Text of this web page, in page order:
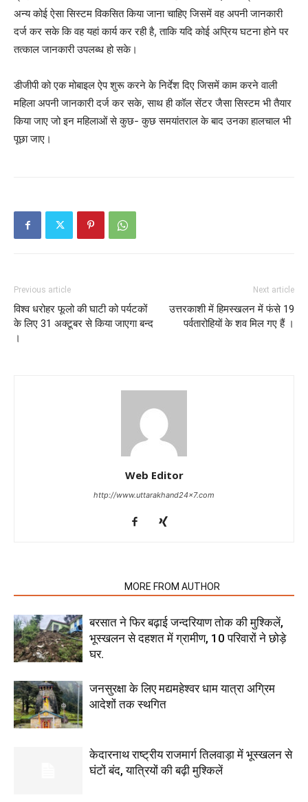
अन्य कोई ऐसा सिस्टम विकसित किया जाना चाहिए जिसमें वह अपनी जानकारी
दर्ज कर सके कि वह यहां कार्य कर रही है, ताकि यदि कोई अप्रिय घटना होने पर
तत्काल जानकारी उपलब्ध हो सके।
डीजीपी को एक मोबाइल ऐप शुरू करने के निर्देश दिए जिसमें काम करने वाली
महिला अपनी जानकारी दर्ज कर सके, साथ ही कॉल सेंटर जैसा सिस्टम भी तैयार
किया जाए जो इन महिलाओं से कुछ- कुछ समयांतराल के बाद उनका हालचाल भी
पूछा जाए।
Previous article
विश्व धरोहर फूलो की घाटी को पर्यटकों
के लिए 31 अक्टूबर से किया जाएगा बन्द
।
Next article
उत्तरकाशी में हिमस्खलन में फंसे 19
पर्वतारोहियों के शव मिल गए हैं ।
Web Editor
http://www.uttarakhand24x7.com
MORE FROM AUTHOR
बरसात ने फिर बढ़ाई जन्दरियाण तोक की मुश्किलें,
भूस्खलन से दहशत में ग्रामीण, 10 परिवारों ने छोड़े
घर.
जनसुरक्षा के लिए मद्यमहेश्वर धाम यात्रा अग्रिम
आदेशों तक स्थगित
केदारनाथ राष्ट्रीय राजमार्ग तिलवाड़ा में भूस्खलन से
घंटों बंद, यात्रियों की बढ़ी मुश्किलें